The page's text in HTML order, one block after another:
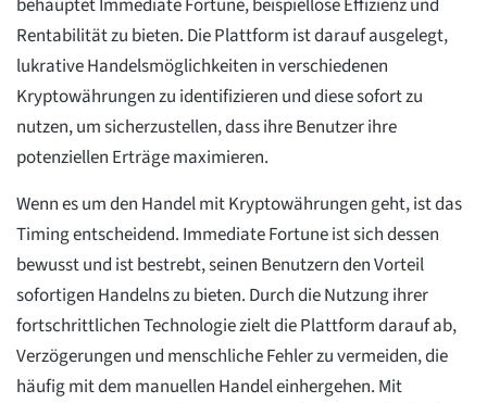
behauptet Immediate Fortune, beispiellose Effizienz und
Rentabilität zu bieten. Die Plattform ist darauf ausgelegt,
lukrative Handelsmöglichkeiten in verschiedenen
Kryptowährungen zu identifizieren und diese sofort zu
nutzen, um sicherzustellen, dass ihre Benutzer ihre
potenziellen Erträge maximieren.
Wenn es um den Handel mit Kryptowährungen geht, ist das
Timing entscheidend. Immediate Fortune ist sich dessen
bewusst und ist bestrebt, seinen Benutzern den Vorteil
sofortigen Handelns zu bieten. Durch die Nutzung ihrer
fortschrittlichen Technologie zielt die Plattform darauf ab,
Verzögerungen und menschliche Fehler zu vermeiden, die
häufig mit dem manuellen Handel einhergehen. Mit